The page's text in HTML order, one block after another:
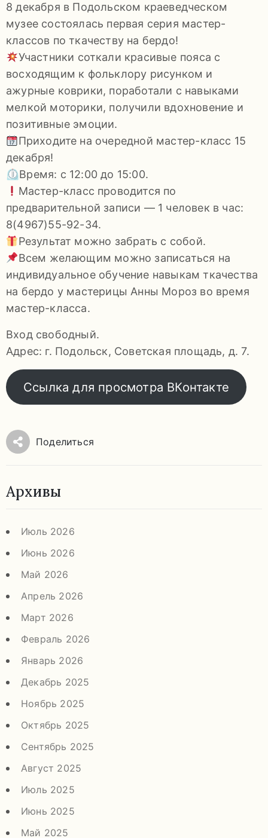
(4967)
55-
92-
34
pdls_mukpmuzey@mosreg.ru
Заявление
конфиденциальности
8 декабря в Подольском краеведческом
музее состоялась первая серия мастер-
классов по ткачеству на бердо!
Участники соткали красивые пояса с
восходящим к фольклору рисунком и
ажурные коврики, поработали с навыками
мелкой моторики, получили вдохновение и
позитивные эмоции.
Приходите на очередной мастер-класс 15
декабря!
⏲Время: с 12:00 до 15:00.
Мастер-класс проводится по
предварительной записи — 1 человек в час:
8(4967)55-92-34.
Результат можно забрать с собой.
Всем желающим можно записаться на
индивидуальное обучение навыкам ткачества
на бердо у мастерицы Анны Мороз во время
мастер-класса.
Вход свободный.
Адрес: г. Подольск, Советская площадь, д. 7.
Ссылка для просмотра ВКонтакте
Поделиться
Архивы
Июль 2026
Июнь 2026
Май 2026
Апрель 2026
Март 2026
Февраль 2026
Январь 2026
Декабрь 2025
Ноябрь 2025
Октябрь 2025
Сентябрь 2025
Август 2025
Июль 2025
Июнь 2025
Май 2025